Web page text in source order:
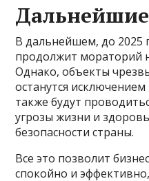
В дальнейшем, до 2025
продолжит мораторий
Однако, объекты
останутся
также будут
угрозы жизни и
безопасности страны.
Все это позволит
спокойно и